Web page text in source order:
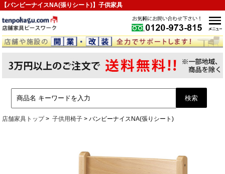
【バンビーナイスNA(張りシート)】子供家具
店舗家具トップ 子供用椅子 バンビーナイスNA(張りシート)